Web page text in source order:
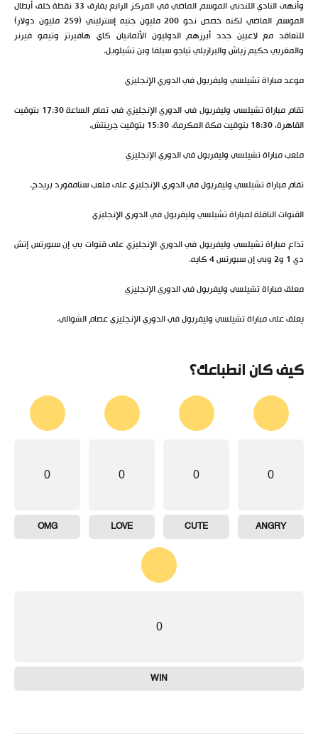
وأنهى النادي اللندني الموسم الماضي في المركز الرابع بفارق 33 نقطة خلف أبطال
الموسم الماضي لكنه خصص نحو 200 مليون جنيه إسترليني (259 مليون دولار)
للتعاقد مع لاعبين جدد أبرزهم الدوليون الألمانيان كاي هافيرتز وتيمو فيرنر
والمغربي حكيم زياش والبرازيلي تياجو سيلفا وبن تشيلويل.
موعد مباراة تشيلسي وليفربول في الدوري الإنجليزي
تقام مباراة تشيلسي وليفربول في الدوري الإنجليزي في تمام الساعة 17:30 بتوقيت
القاهرة، 18:30 بتوقيت مكة المكرمة، 15:30 بتوقيت جرينتش.
ملعب مباراة تشيلسي وليفربول في الدوري الإنجليزي
تقام مباراة تشيلسي وليفربول في الدوري الإنجليزي على ملعب ستامفورد بريدج.
القنوات الناقلة لمباراة تشيلسي وليفربول في الدوري الإنجليزي
تذاع مباراة تشيلسي وليفربول في الدوري الإنجليزي على قنوات بي إن سبورتس إتش
دي 1 و2 وبي إن سبورتس 4 كايه.
معلق مباراة تشيلسي وليفربول في الدوري الإنجليزي
يعلق على مباراة تشيلسي وليفربول في الدوري الإنجليزي عصام الشوالي.
كيف كان انطباعك؟
0
ANGRY
0
CUTE
0
LOVE
0
OMG
0
WIN